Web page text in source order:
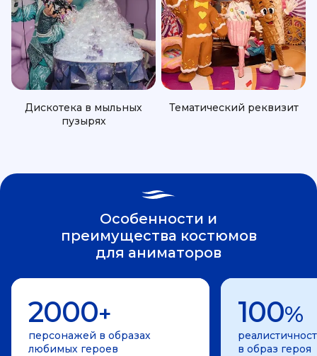
Дискотека в мыльных
пузырях
Тематический реквизит
Особенности и
преимущества костюмов
для аниматоров
2000+
персонажей в образах
любимых героев
100%
в образ героя